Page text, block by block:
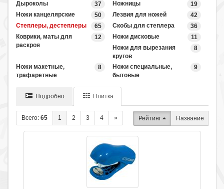
37
Дыроколы 19
Ножницы
50
Ножи канцелярские 42
Лезвия для ножей
65
Степлеры, дестеплеры 36
Скобы для степлера
12
Коврики, маты для
раскроя
11
Ножи дисковые
8
Ножи для вырезания
кругов
8
Ножи макетные,
трафаретные
9
Ножи специальные,
бытовые
Подробно Плитка
Всего: 65 1 2 3 4 » Рейтинг Название